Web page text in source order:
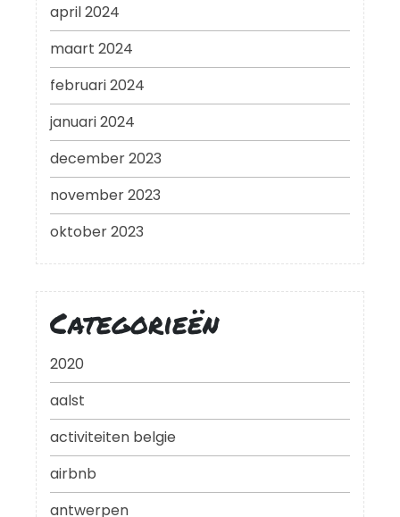
april 2024
maart 2024
februari 2024
januari 2024
december 2023
november 2023
oktober 2023
Categorieën
2020
aalst
activiteiten belgie
airbnb
antwerpen